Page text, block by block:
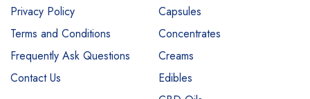
Privacy Policy
Terms and Conditions
Frequently Ask Questions
Contact Us
Capsules
Concentrates
Creams
Edibles